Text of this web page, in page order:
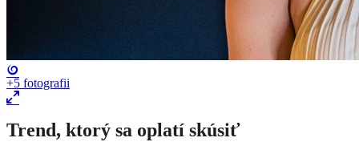
+5 fotografii
Trend, ktorý sa oplatí skúsiť